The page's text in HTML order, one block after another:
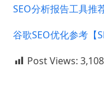
SEO分析报告工具推
谷歌SEO优化参考【
Post Views: 3,108